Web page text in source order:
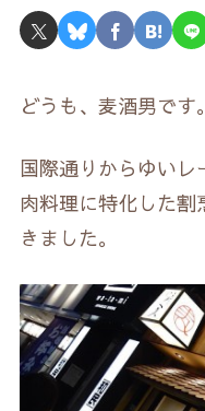
どうも、麦酒男です。
国際通りからゆいレ
肉料理に特化した割
きました。